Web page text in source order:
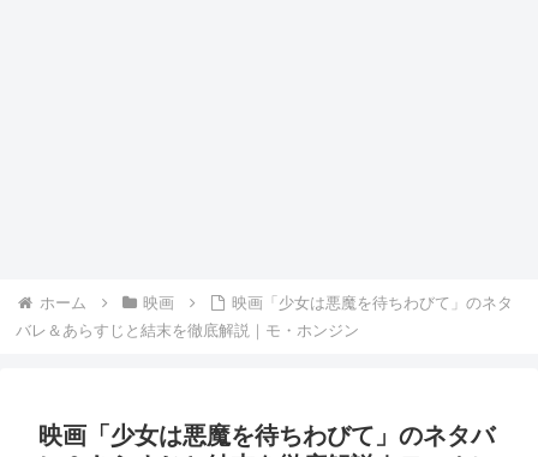
ホーム 映画
映画「少女は悪魔を待ちわびて」のネタ
バレ＆あらすじと結末を徹底解説｜モ・ホンジン
映画「少女は悪魔を待ちわびて」のネタバ